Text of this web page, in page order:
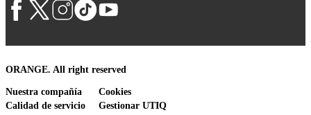
ORANGE. All right reserved
Nuestra compañía
Calidad de servicio
Cookies
Gestionar UTIQ